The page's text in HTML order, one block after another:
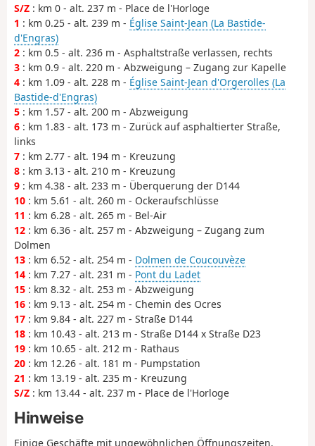
S/Z : km 0 - alt. 237 m - Place de l'Horloge
1 : km 0.25 - alt. 239 m - Église Saint-Jean (La Bastide-
d'Engras)
2 : km 0.5 - alt. 236 m - Asphaltstraße verlassen, rechts
3 : km 0.9 - alt. 220 m - Abzweigung – Zugang zur Kapelle
4 : km 1.09 - alt. 228 m - Église Saint-Jean d'Orgerolles (La
Bastide-d'Engras)
5 : km 1.57 - alt. 200 m - Abzweigung
6 : km 1.83 - alt. 173 m - Zurück auf asphaltierter Straße,
links
7 : km 2.77 - alt. 194 m - Kreuzung
8 : km 3.13 - alt. 210 m - Kreuzung
9 : km 4.38 - alt. 233 m - Überquerung der D144
10 : km 5.61 - alt. 260 m - Ockeraufschlüsse
11 : km 6.28 - alt. 265 m - Bel-Air
12 : km 6.36 - alt. 257 m - Abzweigung – Zugang zum
Dolmen
13 : km 6.52 - alt. 254 m - Dolmen de Coucouvèze
14 : km 7.27 - alt. 231 m - Pont du Ladet
15 : km 8.32 - alt. 253 m - Abzweigung
16 : km 9.13 - alt. 254 m - Chemin des Ocres
17 : km 9.84 - alt. 227 m - Straße D144
18 : km 10.43 - alt. 213 m - Straße D144 x Straße D23
19 : km 10.65 - alt. 212 m - Rathaus
20 : km 12.26 - alt. 181 m - Pumpstation
21 : km 13.19 - alt. 235 m - Kreuzung
S/Z : km 13.44 - alt. 237 m - Place de l'Horloge
Hinweise
Einige Geschäfte mit ungewöhnlichen Öffnungszeiten.